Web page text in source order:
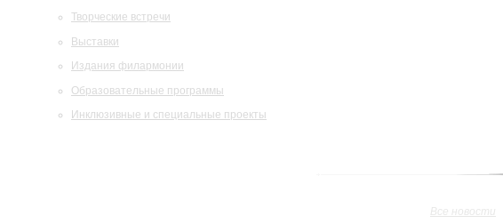
Творческие встречи
Выставки
Издания филармонии
Образовательные программы
Инклюзивные и специальные проекты
Все новости